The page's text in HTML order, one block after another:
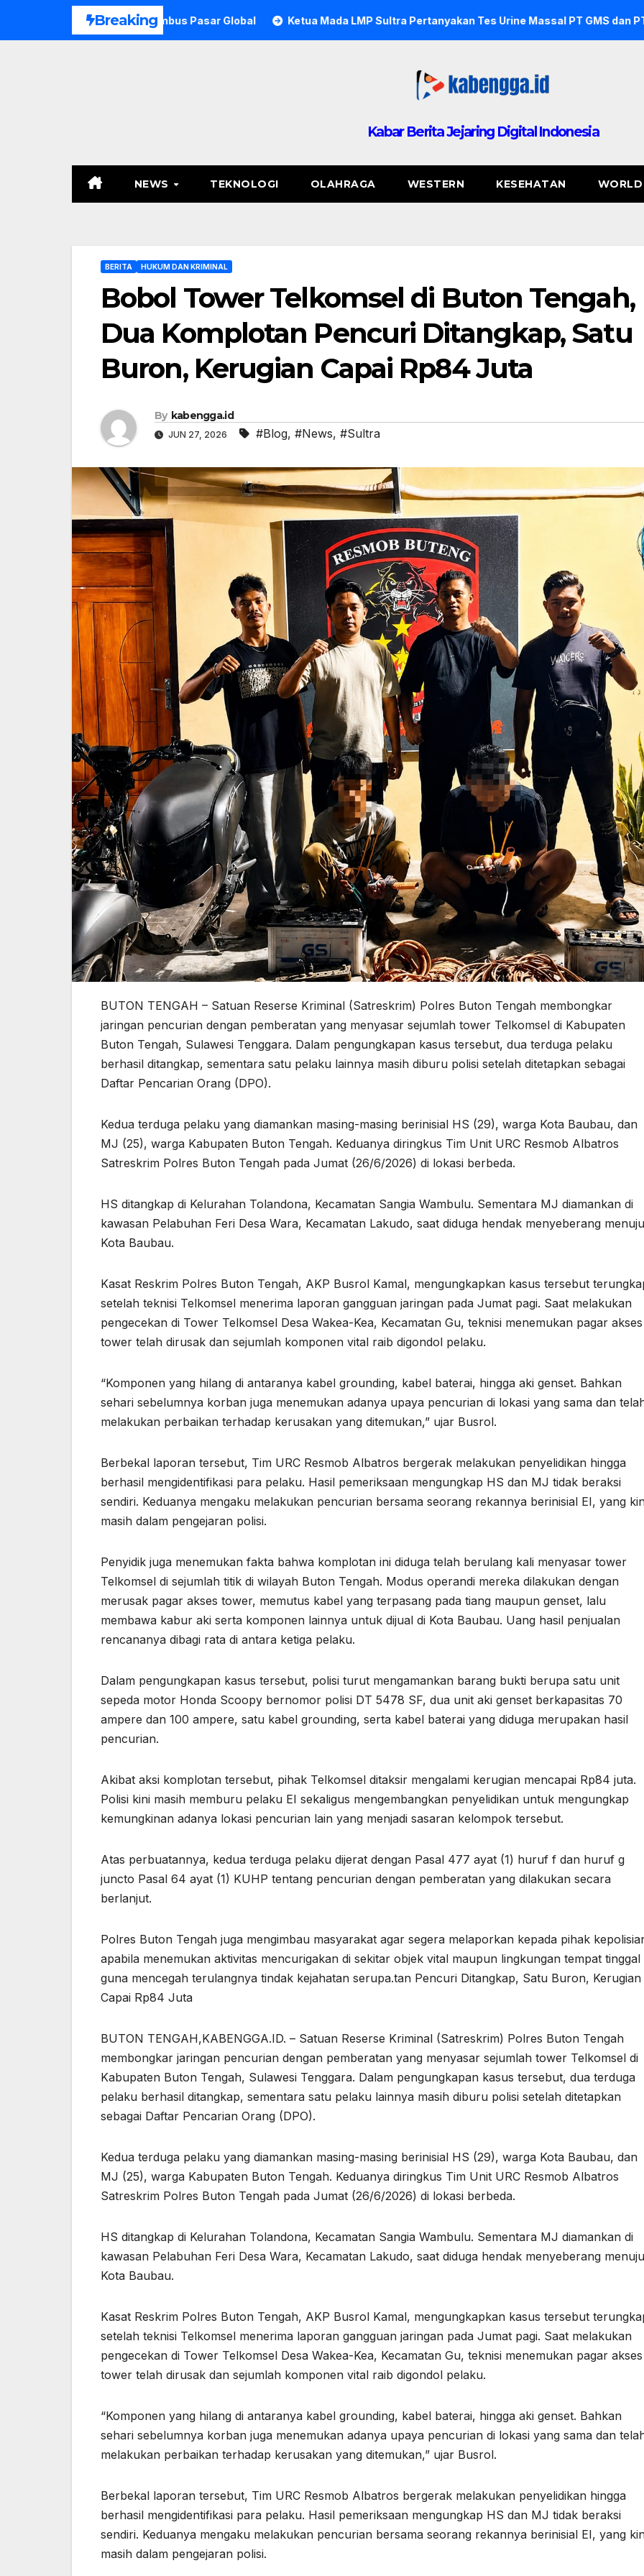
Breaking
Didorong Tembus Pasar Global Ketua Mada LMP Sultra Pertanyakan Tes Urine Massal PT GMS dan PT NDJ, Sebut
Kabar Berita Jejaring Digital Indonesia
NEWS TEKNOLOGI OLAHRAGA WESTERN KESEHATAN WORLD
BERITA HUKUM DAN KRIMINAL
Bobol Tower Telkomsel di Buton Tengah,
Dua Komplotan Pencuri Ditangkap, Satu
Buron, Kerugian Capai Rp84 Juta
By kabengga.id
JUN 27, 2026 #Blog, #News, #Sultra
BUTON TENGAH – Satuan Reserse Kriminal (Satreskrim) Polres Buton Tengah membongkar
jaringan pencurian dengan pemberatan yang menyasar sejumlah tower Telkomsel di Kabupaten
Buton Tengah, Sulawesi Tenggara. Dalam pengungkapan kasus tersebut, dua terduga pelaku
berhasil ditangkap, sementara satu pelaku lainnya masih diburu polisi setelah ditetapkan sebagai
Daftar Pencarian Orang (DPO).
Kedua terduga pelaku yang diamankan masing-masing berinisial HS (29), warga Kota Baubau, dan
MJ (25), warga Kabupaten Buton Tengah. Keduanya diringkus Tim Unit URC Resmob Albatros
Satreskrim Polres Buton Tengah pada Jumat (26/6/2026) di lokasi berbeda.
HS ditangkap di Kelurahan Tolandona, Kecamatan Sangia Wambulu. Sementara MJ diamankan di
kawasan Pelabuhan Feri Desa Wara, Kecamatan Lakudo, saat diduga hendak menyeberang menuju
Kota Baubau.
Kasat Reskrim Polres Buton Tengah, AKP Busrol Kamal, mengungkapkan kasus tersebut
setelah teknisi Telkomsel menerima laporan gangguan jaringan pada Jumat pagi. Saat melakukan
pengecekan di Tower Telkomsel Desa Wakea-Kea, Kecamatan Gu, teknisi menemukan pagar akses
tower telah dirusak dan sejumlah komponen vital raib digondol pelaku.
“Komponen yang hilang di antaranya kabel grounding, kabel baterai, hingga aki genset. Bahkan
sehari sebelumnya korban juga menemukan adanya upaya pencurian di lokasi yang sama dan
melakukan perbaikan terhadap kerusakan yang ditemukan,” ujar Busrol.
Berbekal laporan tersebut, Tim URC Resmob Albatros bergerak melakukan penyelidikan hingga
berhasil mengidentifikasi para pelaku. Hasil pemeriksaan mengungkap HS dan MJ tidak beraksi
sendiri. Keduanya mengaku melakukan pencurian bersama seorang rekannya berinisial EI, yang
masih dalam pengejaran polisi.
Penyidik juga menemukan fakta bahwa komplotan ini diduga telah berulang kali menyasar tower
Telkomsel di sejumlah titik di wilayah Buton Tengah. Modus operandi mereka dilakukan dengan
merusak pagar akses tower, memutus kabel yang terpasang pada tiang maupun genset, lalu
membawa kabur aki serta komponen lainnya untuk dijual di Kota Baubau. Uang hasil penjualan
rencananya dibagi rata di antara ketiga pelaku.
Dalam pengungkapan kasus tersebut, polisi turut mengamankan barang bukti berupa satu unit
sepeda motor Honda Scoopy bernomor polisi DT 5478 SF, dua unit aki genset berkapasitas 70
ampere dan 100 ampere, satu kabel grounding, serta kabel baterai yang diduga merupakan hasil
pencurian.
Akibat aksi komplotan tersebut, pihak Telkomsel ditaksir mengalami kerugian mencapai Rp84 juta.
Polisi kini masih memburu pelaku EI sekaligus mengembangkan penyelidikan untuk mengungkap
kemungkinan adanya lokasi pencurian lain yang menjadi sasaran kelompok tersebut.
Atas perbuatannya, kedua terduga pelaku dijerat dengan Pasal 477 ayat (1) huruf f dan huruf g
juncto Pasal 64 ayat (1) KUHP tentang pencurian dengan pemberatan yang dilakukan secara
berlanjut.
Polres Buton Tengah juga mengimbau masyarakat agar segera melaporkan kepada pihak
apabila menemukan aktivitas mencurigakan di sekitar objek vital maupun lingkungan tempat tinggal
guna mencegah terulangnya tindak kejahatan serupa.tan Pencuri Ditangkap, Satu Buron, Kerugian
Capai Rp84 Juta
BUTON TENGAH,KABENGGA.ID. – Satuan Reserse Kriminal (Satreskrim) Polres Buton Tengah
membongkar jaringan pencurian dengan pemberatan yang menyasar sejumlah tower Telkomsel di
Kabupaten Buton Tengah, Sulawesi Tenggara. Dalam pengungkapan kasus tersebut, dua terduga
pelaku berhasil ditangkap, sementara satu pelaku lainnya masih diburu polisi setelah ditetapkan
sebagai Daftar Pencarian Orang (DPO).
Kedua terduga pelaku yang diamankan masing-masing berinisial HS (29), warga Kota Baubau, dan
MJ (25), warga Kabupaten Buton Tengah. Keduanya diringkus Tim Unit URC Resmob Albatros
Satreskrim Polres Buton Tengah pada Jumat (26/6/2026) di lokasi berbeda.
HS ditangkap di Kelurahan Tolandona, Kecamatan Sangia Wambulu. Sementara MJ diamankan di
kawasan Pelabuhan Feri Desa Wara, Kecamatan Lakudo, saat diduga hendak menyeberang menuju
Kota Baubau.
Kasat Reskrim Polres Buton Tengah, AKP Busrol Kamal, mengungkapkan kasus tersebut
setelah teknisi Telkomsel menerima laporan gangguan jaringan pada Jumat pagi. Saat melakukan
pengecekan di Tower Telkomsel Desa Wakea-Kea, Kecamatan Gu, teknisi menemukan pagar akses
tower telah dirusak dan sejumlah komponen vital raib digondol pelaku.
“Komponen yang hilang di antaranya kabel grounding, kabel baterai, hingga aki genset. Bahkan
sehari sebelumnya korban juga menemukan adanya upaya pencurian di lokasi yang sama dan
melakukan perbaikan terhadap kerusakan yang ditemukan,” ujar Busrol.
Berbekal laporan tersebut, Tim URC Resmob Albatros bergerak melakukan penyelidikan hingga
berhasil mengidentifikasi para pelaku. Hasil pemeriksaan mengungkap HS dan MJ tidak beraksi
sendiri. Keduanya mengaku melakukan pencurian bersama seorang rekannya berinisial EI, yang
masih dalam pengejaran polisi.